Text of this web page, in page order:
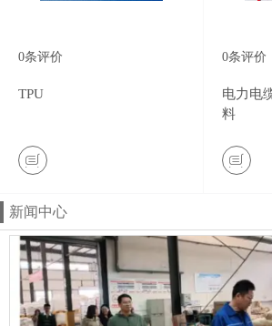
0条评价
TPU
0条评价
电力电
料
新闻中心